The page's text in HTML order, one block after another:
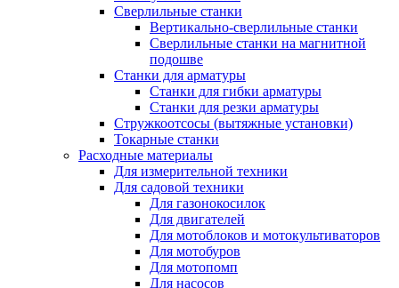
Сверлильные станки
Вертикально-сверлильные станки
Сверлильные станки на магнитной
подошве
Станки для арматуры
Станки для гибки арматуры
Станки для резки арматуры
Стружкоотсосы (вытяжные установки)
Токарные станки
Расходные материалы
Для измерительной техники
Для садовой техники
Для газонокосилок
Для двигателей
Для мотоблоков и мотокультиваторов
Для мотобуров
Для мотопомп
Для насосов